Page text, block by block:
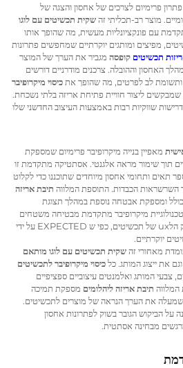
פתרון פרימיום לצרכים של אחסון והצגה של
מוצר רב-תכליתי זהשקית תכשיטים עם לוגו
עם פונקציונליות מעשית, מה שהופך אותו
מפיצים ומותגים יוקרתיים שמחפשים פתרונות
תכשיטים קופסה מגביר את הערך של המוצר
האחסון וההובלה. צרכנים מודרניים דורשים
ותשומת לב לפרטים, מה שהופך את כיסוי מיקרופיבר
ליצור חוויית פתיחת אריזה בלתי נשכחת.
שווקיות רבות באמצעות העיצוב החדשני שלו
מאפיין בנייה מיקרופיבר פרימיום שמספקת
תוך שימור מראה אלגנטי. אסתטיקה מתקדמת זו
תאים ותחומי אחסון מיוחדים שתוכננו כדי לקלוט
השרשראות הכבדות. התוספת המלווה תיבת אריזה
ומספקת אבטחה נוספת במהלך תצוגת
מיקרופיבר מתקדמת מבטיחה משטחים
שאינם נגררים תוך שמירה על החשק הלux של תכשיטים, כפי ש EXPECTED על ידי
יוקרתיים.
מאחורי זהשקית תכשיטים עם לוגו מותאם
את ייצוג המותג. כלכיסוי מיקרופיבר לתכשיטים
צבעי המותג ואלמנטים עיצוביים ספציפיים
תיבת אריזה ליהלומים מספקת תמיכה
שמעלה את הערך הנראה של מוצרים לתכשיטים.
על הביקוש הגובר בשוק לפתרונות אחסון
מבחינה אסתטית.